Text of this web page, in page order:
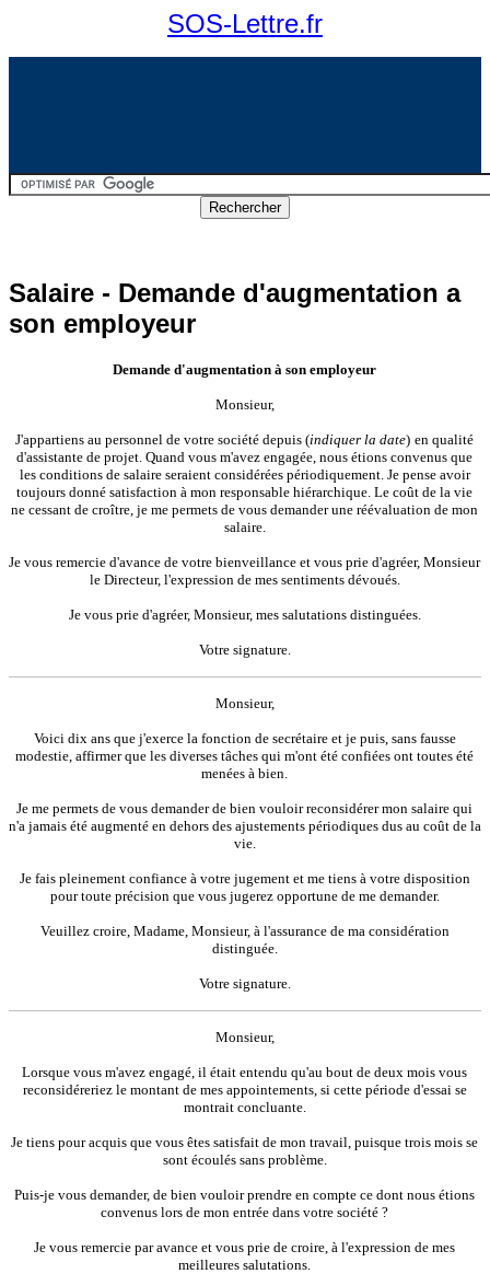
SOS-Lettre.fr
Salaire - Demande d'augmentation a
son employeur
Demanded'augmentation à son employeur
Monsieur,
J'appartiens au personnel de votre société depuis (indiquer la date) en qualité
d'assistante de projet. Quand vous m'avez engagée, nous étions convenus que
les conditions de salaire seraient considérées périodiquement. Je pense avoir
toujours donné satisfaction à mon responsable hiérarchique. Le coût de la vie
ne cessant de croître, je me permets de vous demander une réévaluation de mon
salaire.
Je vous remercie d'avance de votre bienveillance et vous prie d'agréer, Monsieur
le Directeur, l'expression de mes sentiments dévoués.
Je vous prie d'agréer, Monsieur, mes salutations distinguées.
Votre signature.
Monsieur,
Voici dix ans que j'exerce la fonction de secrétaire et je puis, sans fausse
modestie, affirmer que les diverses tâches qui m'ont été confiées ont toutes été
menées à bien.
Je me permets de vous demander de bien vouloir reconsidérer mon salaire qui
n'a jamais été augmenté en dehors des ajustements périodiques dus au coût de la
vie.
Je fais pleinement confiance à votre jugement et me tiens à votre disposition
pour toute précision que vous jugerez opportune de me demander.
Veuillez croire, Madame, Monsieur, à l'assurance de ma considération
distinguée.
Votre signature.
Monsieur,
Lorsque vous m'avez engagé, il était entendu qu'au bout de deux mois vous
reconsidéreriez le montant de mes appointements, si cette période d'essai se
montrait concluante.
Je tiens pour acquis que vous êtes satisfait de mon travail, puisque trois mois se
sont écoulés sans problème.
Puis-je vous demander, de bien vouloir prendre en compte ce dont nous étions
convenus lors de mon entrée dans votre société ?
Je vous remercie par avance et vous prie de croire, à l'expression de mes
meilleures salutations.